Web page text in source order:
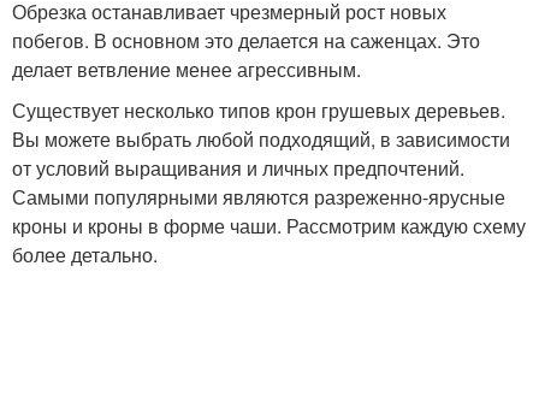
Обрезка останавливает чрезмерный рост новых
побегов. В основном это делается на саженцах. Это
делает ветвление менее агрессивным.
Существует несколько типов крон грушевых деревьев.
Вы можете выбрать любой подходящий, в зависимости
от условий выращивания и личных предпочтений.
Самыми популярными являются разреженно-ярусные
кроны и кроны в форме чаши. Рассмотрим каждую схему
более детально.